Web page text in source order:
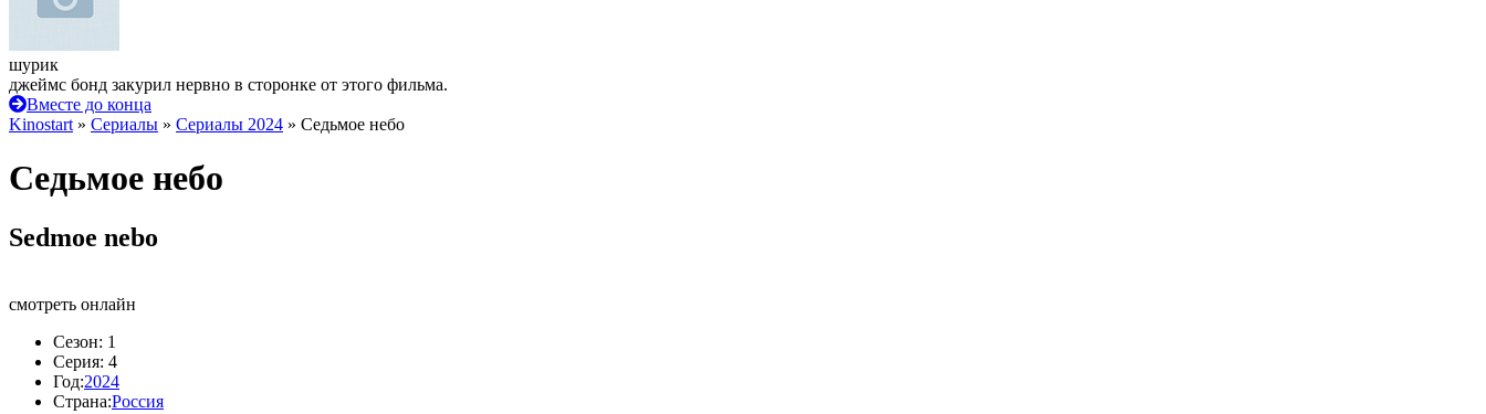
шурик
джеймс бонд закурил нервно в сторонке от этого фильма.
Вместе до конца
Kinostart » Сериалы » Сериалы 2024 » Седьмое небо
Седьмое небо
Sedmoe nebo
смотреть онлайн
Сезон: 1
Серия: 4
Год:2024
Страна:Россия